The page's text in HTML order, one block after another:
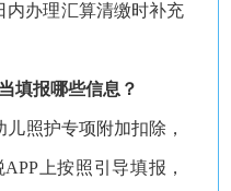
内办理汇算清缴时补充
填报哪些信息？
照护专项附加扣除，
上按照引导填报，